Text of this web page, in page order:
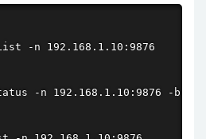
-n 192.168.1.10:9876
-n 192.168.1.10:9876 -b